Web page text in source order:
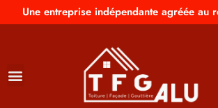
Une entreprise indépendante agréée au